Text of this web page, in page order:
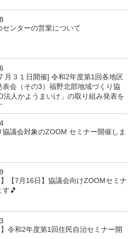
センターの営業について
月３１日開催] 令和2年度第1回各地区
表会（その3）福野北部地域づくり協
法人かようまいけ」の取り組み発表を
協議会対象のZOOM セミナー開催しま
】【7月16日】協議会向けZOOMセミナ
す🎵
】令和2年度第1回住民自治セミナー開